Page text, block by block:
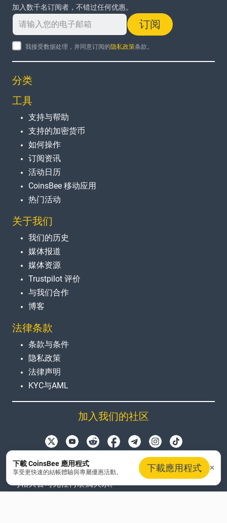
加入数千名订阅者，不错过任何优惠。
订阅
我接受数据处理，并同意订阅的隐私政策条款。
分类
工具
支持与帮助
支持的加密货币
如何操作
订阅资讯
活动日历
CoinsBee 移动应用
热门活动
关于我们
我们的历史
媒体报道
媒体资源
Trustpilot 评价
与我们合作
博客
法律条款
条款与条件
隐私政策
法律声明
KYC与AML
加入我们的社区
本网站使用的产品名称、徽标和品牌仅用于识别目的。所
有商标和注册商标均为其各自所有者的财产。Coinsbee
与相关公司无任何隶属关系。
下載 CoinsBee 應用程式
享受更快速的結帳體驗與專屬優惠活動。 下載應用程式